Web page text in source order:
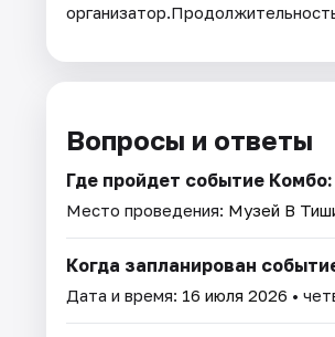
Вопросы и ответы
Где пройдет событие
Место проведения: Музей В
Когда запланирован
Дата и время: 16 июля 2026 •